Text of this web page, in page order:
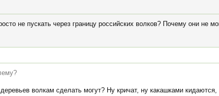
не пускать через границу российских волков? Почему они не
волкам сделать могут? Ну кричат, ну какашками кидаются,